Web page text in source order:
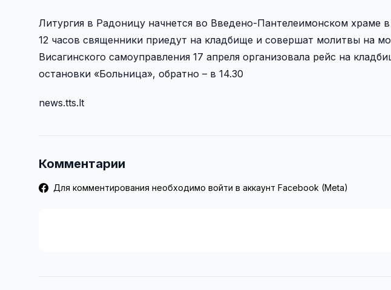
Литургия в Радоницу начнется во Введено-Пантелеимонском храме
12 часов священники приедут на кладбище и совершат молитвы на
Висагинского самоуправления 17 апреля организовала рейс на
остановки «Больница», обратно – в 14.30
news.tts.lt
Комментарии
Для комментирования необходимо войти в аккаунт Facebook (Meta)